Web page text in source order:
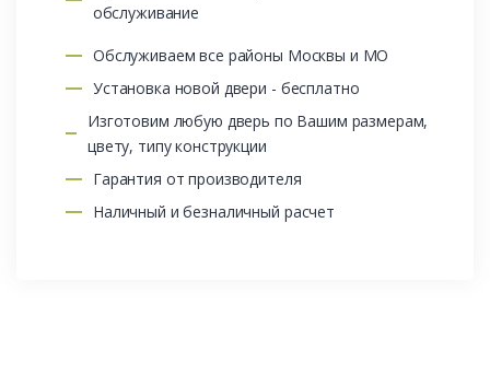
обслуживание
Обслуживаем все районы Москвы и МО
Установка новой двери - бесплатно
Изготовим любую дверь по Вашим размерам,
цвету, типу конструкции
Гарантия от производителя
Наличный и безналичный расчет